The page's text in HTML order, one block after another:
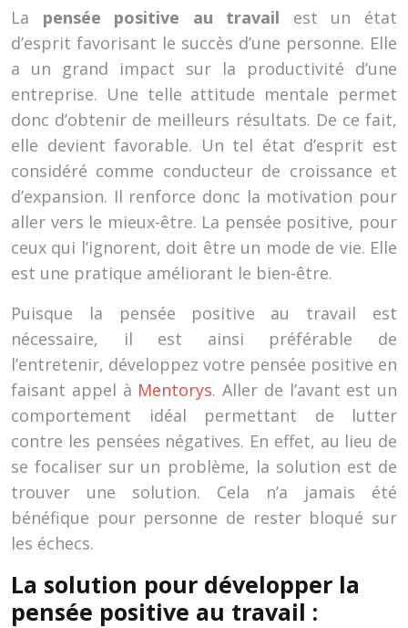
La pensée positive au travail est un état
d’esprit favorisant le succès d’une personne. Elle
a un grand impact sur la productivité d’une
entreprise. Une telle attitude mentale permet
donc d’obtenir de meilleurs résultats. De ce fait,
elle devient favorable. Un tel état d’esprit est
considéré comme conducteur de croissance et
d’expansion. Il renforce donc la motivation pour
aller vers le mieux-être. La pensée positive, pour
ceux qui l’ignorent, doit être un mode de vie. Elle
est une pratique améliorant le bien-être.
Puisque la pensée positive au travail est
nécessaire, il est ainsi préférable de
l’entretenir, développez votre pensée positive en
faisant appel à Mentorys. Aller de l’avant est un
comportement idéal permettant de lutter
contre les pensées négatives. En effet, au lieu de
se focaliser sur un problème, la solution est de
trouver une solution. Cela n’a jamais été
bénéfique pour personne de rester bloqué sur
les échecs.
La solution pour développer la
pensée positive au travail :